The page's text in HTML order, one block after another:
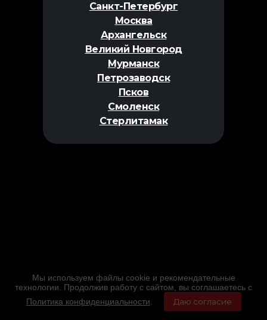
Санкт-Петербург
Москва
Архангельск
Великий Новгород
Мурманск
Петрозаводск
Псков
Смоленск
Стерлитамак
Мы используем файлы cookie и рекомендательные
технологии. Продолжив работу с сайтом, вы соглашаетесь с
Политика конфиденциальности
Даю согласие